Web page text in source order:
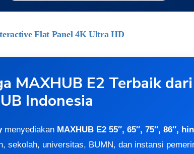
Flat Panel 4K Ultra HD
MAXHUB E2 Terbaik
Indonesia
menyediakan MAXHUB E2 55″, 65″, 75″, 86″,
sekolah, universitas, BUMN, dan instansi